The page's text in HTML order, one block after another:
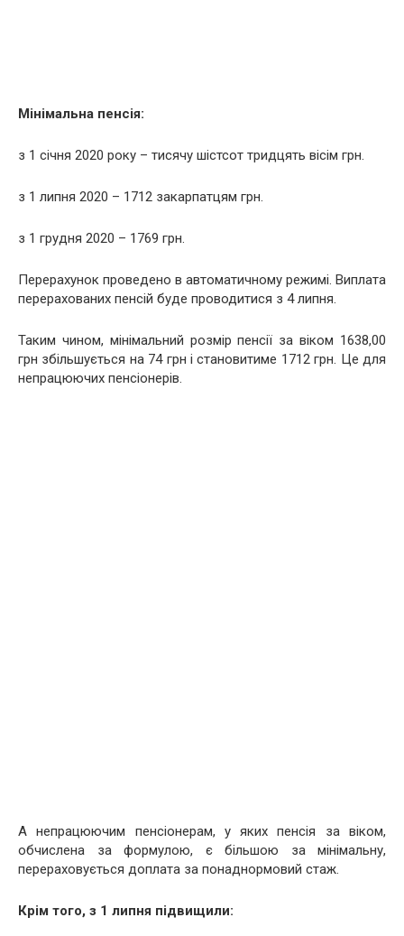
Мінімальна пенсія:
з 1 січня 2020 року – тисячу шістсот тридцять вісім гpн.
з 1 липня 2020 – 1712 закарпатцям гpн.
з 1 грудня 2020 – 1769 грн.
Перерахунок проведено в автоматичному режимі. Виплата
перерахованих пенсій буде проводитися з 4 липня.
Таким чином, мінімальний розмір пенсії за віком 1638,00
грн збільшується на 74 грн і становитиме 1712 грн. Це для
непрацюючих пенсіонерів.
А непрацюючим пенсіонерам, у яких пенсія за віком,
обчислена за формулою, є більшою за мінімальну,
перераховується доплата за понаднормовий стаж.
Крім того, з 1 липня підвищили: